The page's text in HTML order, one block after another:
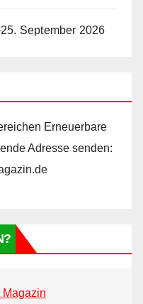
September 2026
Erneuerbare
Adresse senden:
Magazin